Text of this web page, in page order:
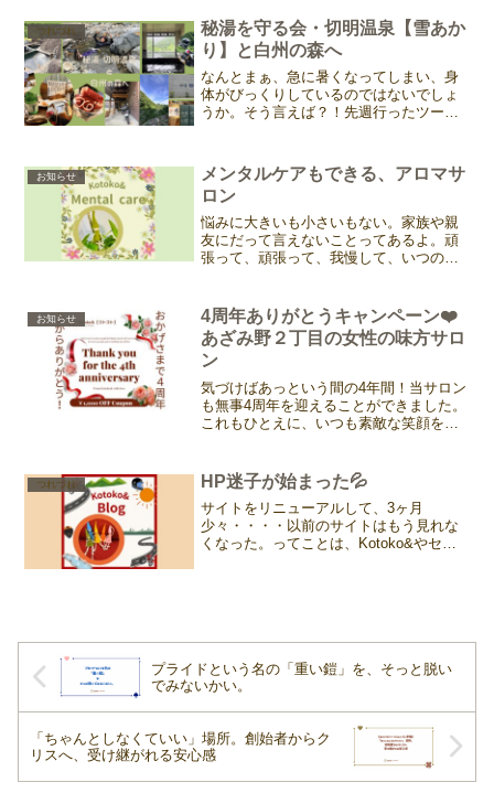
上半身を30度以上上げてはいけない。な
ので食事も半分寝たま...
つれづれ
秘湯を守る会・切明温泉【雪あか
り】と白州の森へ
なんとまぁ、急に暑くなってしまい、身
体がびっくりしているのではないでしょ
うか。そう言えば？！先週行ったツーリ
足しになるかもしれないと言うことで、
薄くなりつつある記憶を辿...
お知らせ
メンタルケアもできる、アロマサ
ロン
悩みに大きいも小さいもない。家族や親
友にだって言えないことってあるよ。頑
張って、頑張って、我慢して、いつの間
いな。身体、重たいな。。。。それでも
見ないふり、気づかいない...
お知らせ
4周年ありがとうキャンペーン❤️
あざみ野２丁目の女性の味方サロ
ン
気づけばあっという間の4年間！当サロン
も無事4周年を迎えることができました。
これもひとえに、いつも素敵な笑顔を見
キャンペーンをご用意しました。ぜひこ
の機会に、心も体も...
つれづれ HP迷子が始まった💦
サイトをリニューアルして、3ヶ月
少々・・・・以前のサイトはもう見れな
くなった。ってことは、Kotoko&やセラ
プライドという名の「重い鎧」を、そっと脱い
でみないかい。
「ちゃんとしなくていい」場所。創始者からク
リスへ、受け継がれる安心感